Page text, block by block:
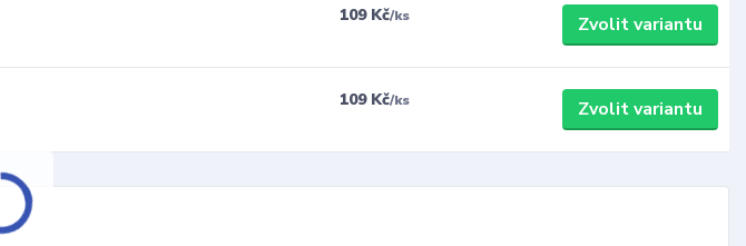
109 Kč/ks Zvolit variantu
109 Kč/ks Zvolit variantu